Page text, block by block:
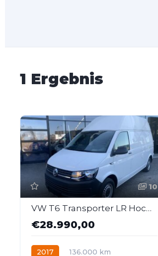
1 Ergebnis
10
VW T6 Transporter LR Hochdach 2,0TDI 4Motion BMT
€28.990,00
2017 136.000 km